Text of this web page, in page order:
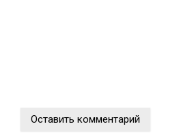
Оставить комментарий